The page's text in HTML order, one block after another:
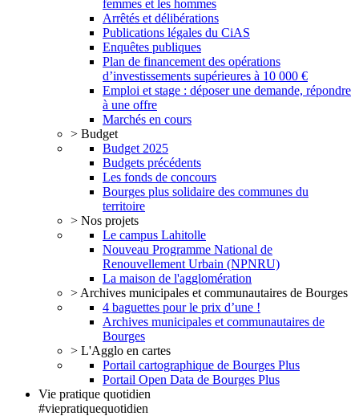
femmes et les hommes
Arrêtés et délibérations
Publications légales du CiAS
Enquêtes publiques
Plan de financement des opérations
d’investissements supérieures à 10 000 €
Emploi et stage : déposer une demande, répondre
à une offre
Marchés en cours
> Budget
Budget 2025
Budgets précédents
Les fonds de concours
Bourges plus solidaire des communes du
territoire
> Nos projets
Le campus Lahitolle
Nouveau Programme National de
Renouvellement Urbain (NPNRU)
La maison de l'agglomération
> Archives municipales et communautaires de Bourges
4 baguettes pour le prix d’une !
Archives municipales et communautaires de
Bourges
> L'Agglo en cartes
Portail cartographique de Bourges Plus
Portail Open Data de Bourges Plus
Vie pratique quotidien
#viepratiquequotidien